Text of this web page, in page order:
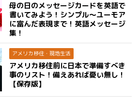
母の日のメッセージカードを英語で
書いてみよう！シンプル〜ユーモア
に富んだ表現まで！英語メッセージ
集！
アメリカ移住・現地生活
アメリカ移住前に日本で準備すべき
事のリスト！備えあれば憂い無し！
【保存版】